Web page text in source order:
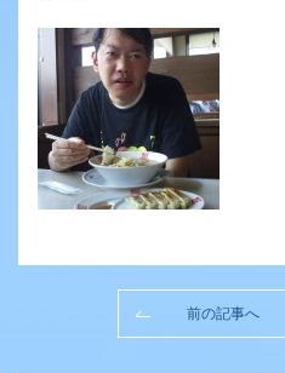
前の記事へ